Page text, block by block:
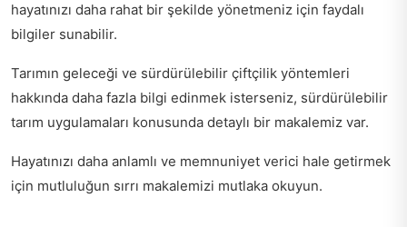
hayatınızı daha rahat bir şekilde yönetmeniz için faydalı
bilgiler sunabilir.
Tarımın geleceği ve sürdürülebilir çiftçilik yöntemleri
hakkında daha fazla bilgi edinmek isterseniz, sürdürülebilir
tarım uygulamaları konusunda detaylı bir makalemiz var.
Hayatınızı daha anlamlı ve memnuniyet verici hale getirmek
için mutluluğun sırrı makalemizi mutlaka okuyun.